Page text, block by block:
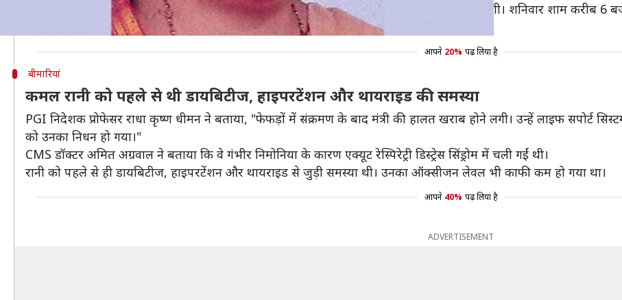
शुरुआत 10 दिन उनकी तबीयत स्थिर रही, लेकिन तीन दिन पहले उनकी स्थिति अचानक से खराब होने लगी। शनिवार शाम करीब 6
रखा गया और आज सुबह लगभग 9 बजे उनका निधन हो गया।
आपने 20% पढ़ लिया है
बीमारियां
कमल रानी को पहले से थी डायबिटीज, हाइपरटेंशन और थायराइड की समस्या
PGI निदेशक प्रोफेसर राधा कृष्ण धीमन ने बताया, "फेफड़ों में संक्रमण के बाद मंत्री की हालत खराब होने लगी। उन्हें लाइफ सपोर्ट सिस्टम
को उनका निधन हो गया।"
CMS डॉक्टर अमित अग्रवाल ने बताया कि वे गंभीर निमोनिया के कारण एक्यूट रेस्पिरेट्री डिस्ट्रेस सिंड्रोम में चली गईं थी।
रानी को पहले से ही डायबिटीज, हाइपरटेंशन और थायराइड से जुड़ी समस्या थी। उनका ऑक्सीजन लेवल भी काफी कम हो गया था।
आपने 40% पढ़ लिया है
ADVERTISEMENT